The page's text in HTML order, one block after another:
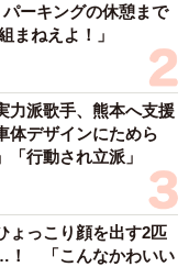
ーキングの休憩まで
まねえよ！」
力派歌手、熊本へ支援
デザインにためら
行動され立派」
ょっこり顔を出す2匹
！ 「こんなかわいい